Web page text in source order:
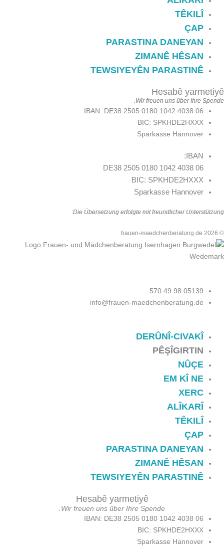
TÊKILÎ
ÇAP
PARASTINA DANEYAN
ZIMANÊ HÊSAN
TEWSIYEYÊN PARASTINÊ
Hesabê yarmetiyê
Wir freuen uns über Ihre Spende.
IBAN: DE38 2505 0180 1042 4038 06
BIC: SPKHDE2HXXX
Sparkasse Hannover
IBAN:
DE38 2505 0180 1042 4038 06
BIC: SPKHDE2HXXX
Sparkasse Hannover
Die Übersetzung erfolgte mit freundlicher Unterstützung:
© 2026 frauen-maedchenberatung.de
05139 98 49 570
info@frauen-maedchenberatung.de
DERÛNÎ-CIVAKÎ
PÊŞÎGIRTIN
NÛÇE
EM KÎ NE
XERC
ALÎKARÎ
TÊKILÎ
ÇAP
PARASTINA DANEYAN
ZIMANÊ HÊSAN
TEWSIYEYÊN PARASTINÊ
Hesabê yarmetiyê
Wir freuen uns über Ihre Spende.
IBAN: DE38 2505 0180 1042 4038 06
BIC: SPKHDE2HXXX
Sparkasse Hannover